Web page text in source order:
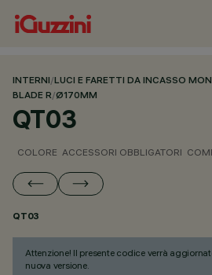
INTERNI/LUCI E FARETTI DA INCASSO
BLADE R/Ø170MM
QT03
COLORE ACCESSORI OBBLIGATORI
QT03
Attenzione! Il presente codice verrà
nuova versione.